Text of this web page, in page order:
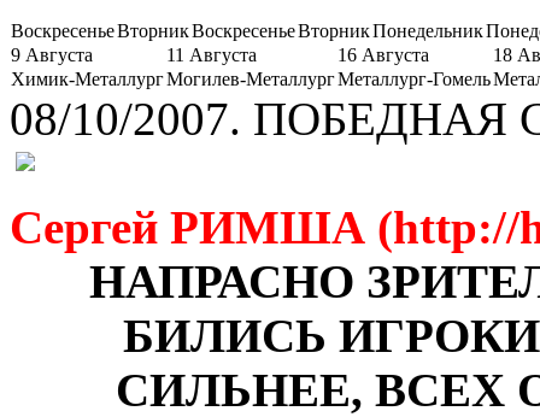
ВоскресеньеВторникВоскресеньеВторникПонедельник
9 Августа
11 Августа 16 Августа
18
Химик-МеталлургМогилев-МеталлургМеталлург-Гомель
08/10/2007.
Сергей РИМША (http://
НАПРАСНО
БИЛИСЬ
СИЛЬНЕЕ,